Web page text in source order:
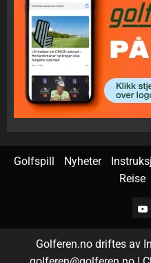
Golfspill Nyheter
Reise
Golferen.no driftes av